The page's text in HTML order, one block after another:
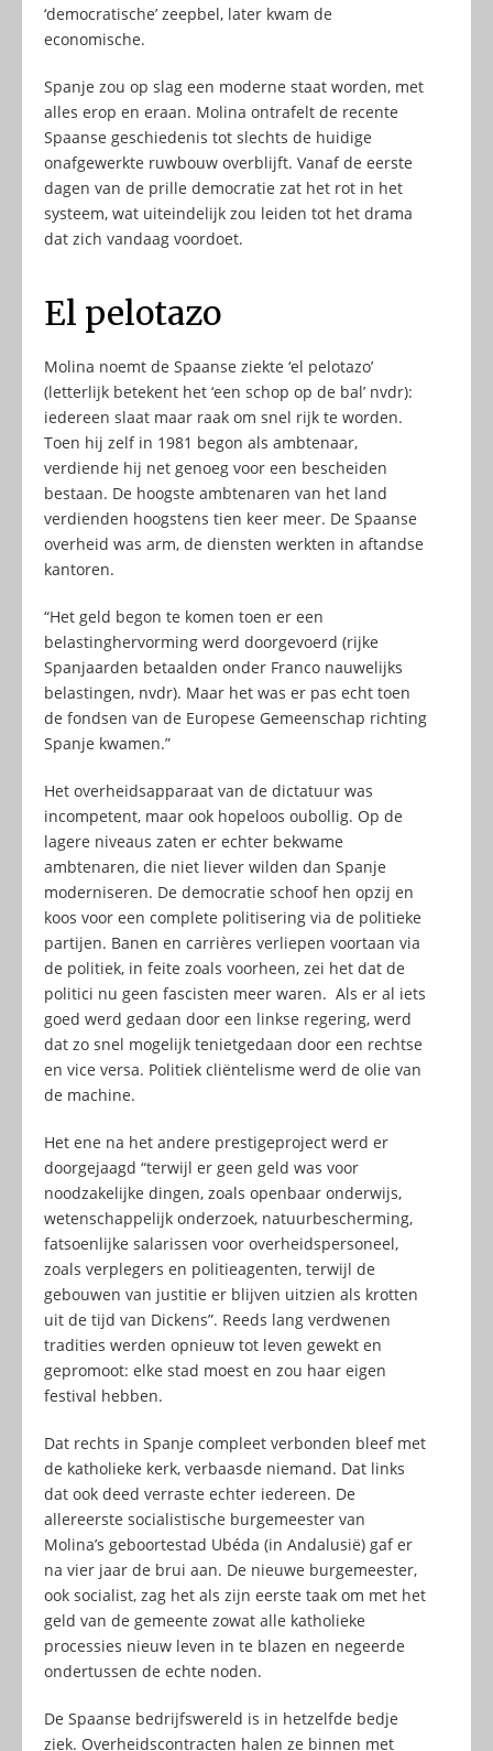
‘democratische’ zeepbel, later kwam de
economische.
Spanje zou op slag een moderne staat worden, met
alles erop en eraan. Molina ontrafelt de recente
Spaanse geschiedenis tot slechts de huidige
onafgewerkte ruwbouw overblijft. Vanaf de eerste
dagen van de prille democratie zat het rot in het
systeem, wat uiteindelijk zou leiden tot het drama
dat zich vandaag voordoet.
El pelotazo
Molina noemt de Spaanse ziekte ‘el pelotazo’
(letterlijk betekent het ‘een schop op de bal’ nvdr):
iedereen slaat maar raak om snel rijk te worden.
Toen hij zelf in 1981 begon als ambtenaar,
verdiende hij net genoeg voor een bescheiden
bestaan. De hoogste ambtenaren van het land
verdienden hoogstens tien keer meer. De Spaanse
overheid was arm, de diensten werkten in aftandse
kantoren.
“Het geld begon te komen toen er een
belastinghervorming werd doorgevoerd (rijke
Spanjaarden betaalden onder Franco nauwelijks
belastingen, nvdr). Maar het was er pas echt toen
de fondsen van de Europese Gemeenschap richting
Spanje kwamen.”
Het overheidsapparaat van de dictatuur was
incompetent, maar ook hopeloos oubollig. Op de
lagere niveaus zaten er echter bekwame
ambtenaren, die niet liever wilden dan Spanje
moderniseren. De democratie schoof hen opzij en
koos voor een complete politisering via de politieke
partijen. Banen en carrières verliepen voortaan via
de politiek, in feite zoals voorheen, zei het dat de
politici nu geen fascisten meer waren. Als er al iets
goed werd gedaan door een linkse regering, werd
dat zo snel mogelijk tenietgedaan door een rechtse
en vice versa. Politiek cliëntelisme werd de olie van
de machine.
Het ene na het andere prestigeproject werd er
doorgejaagd “terwijl er geen geld was voor
noodzakelijke dingen, zoals openbaar onderwijs,
wetenschappelijk onderzoek, natuurbescherming,
fatsoenlijke salarissen voor overheidspersoneel,
zoals verplegers en politieagenten, terwijl de
gebouwen van justitie er blijven uitzien als krotten
uit de tijd van Dickens”. Reeds lang verdwenen
tradities werden opnieuw tot leven gewekt en
gepromoot: elke stad moest en zou haar eigen
festival hebben.
Dat rechts in Spanje compleet verbonden bleef met
de katholieke kerk, verbaasde niemand. Dat links
dat ook deed verraste echter iedereen. De
allereerste socialistische burgemeester van
Molina’s geboortestad Ubéda (in Andalusië) gaf er
na vier jaar de brui aan. De nieuwe burgemeester,
ook socialist, zag het als zijn eerste taak om met het
geld van de gemeente zowat alle katholieke
processies nieuw leven in te blazen en negeerde
ondertussen de echte noden.
De Spaanse bedrijfswereld is in hetzelfde bedje
ziek. Overheidscontracten halen ze binnen met